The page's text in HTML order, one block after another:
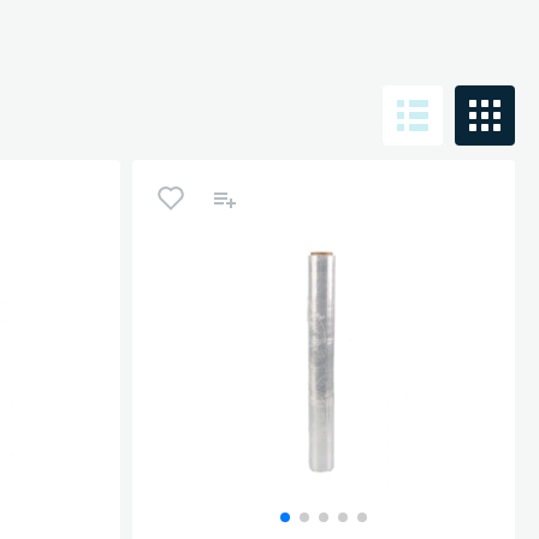
Санузел и туалетная комната
Средства для мытья унитазов и сантехники
Средства для очистки полов и стен в санузлах
Средства для устранения засоров